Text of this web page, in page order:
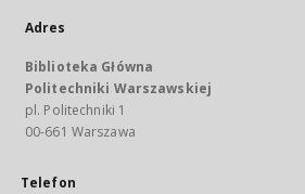
Adres
Biblioteka Główna
Politechniki Warszawskiej
pl. Politechniki 1
00-661 Warszawa
Telefon